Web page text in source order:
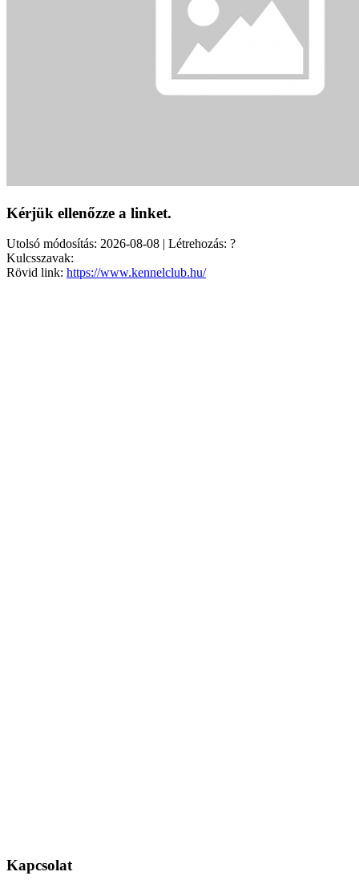
Kérjük ellenőzze a linket.
Utolsó módosítás: 2026-08-08 | Létrehozás: ?
Kulcsszavak:
Rövid link: https://www.kennelclub.hu/
Kapcsolat